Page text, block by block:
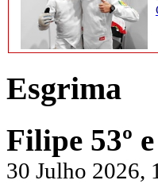
Esgrima
Filipe 53º
30 Julho 2026,